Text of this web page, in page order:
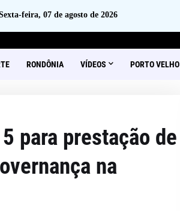
feira, 07 de agosto de 2026
RONDÔNIA VÍDEOS PORTO VELHO
para prestação de
na